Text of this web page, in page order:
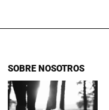
SOBRE NOSOTROS